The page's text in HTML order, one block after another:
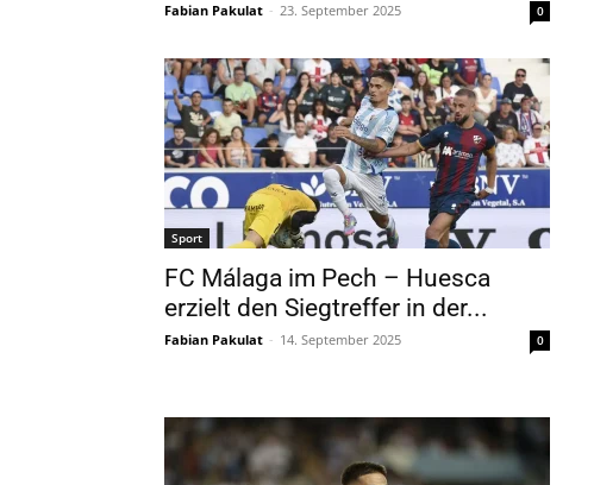
Fabian Pakulat - 23. September 2025 0
Sport
FC Málaga im Pech – Huesca
erzielt den Siegtreffer in der...
Fabian Pakulat - 14. September 2025 0